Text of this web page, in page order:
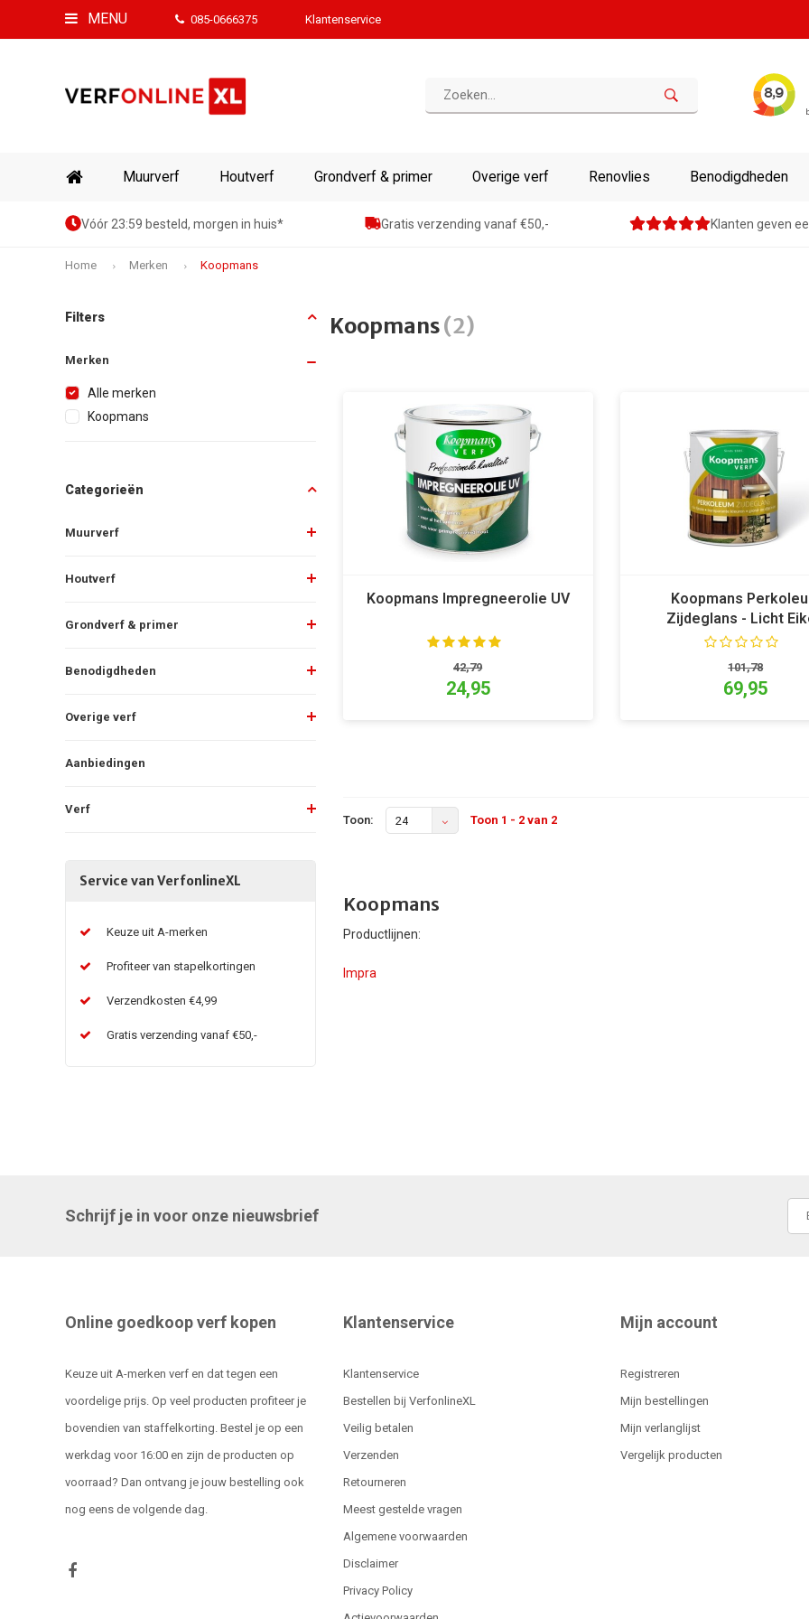
MENU 085-0666375 Klantenservice
Muurverf Houtverf Grondverf & primer Overige verf Renovlies Benodigdheden
Vóór 23:59 besteld, morgen in huis* Gratis verzending vanaf €50,- Klanten geven
Home Merken Koopmans
Filters
Merken
Alle merken
Koopmans
Categorieën
Muurverf
Houtverf
Grondverf & primer
Benodigdheden
Overige verf
Aanbiedingen
Verf
Service van VerfonlineXL
Keuze uit A-merken
Profiteer van stapelkortingen
Verzendkosten €4,99
Gratis verzending vanaf €50,-
Koopmans(2)
Koopmans Impregneerolie UV
42,79
24,95
Koopmans
Zijdeglans - Licht
101,78
69,95
Toon: 24 Toon 1 - 2 van 2
Koopmans
Productlijnen:
Impra
Schrijf je in voor onze nieuwsbrief
Online goedkoop verf kopen
Keuze uit A-merken verf en dat tegen een
voordelige prijs. Op veel producten profiteer je
bovendien van staffelkorting. Bestel je op een
werkdag voor 16:00 en zijn de producten op
voorraad? Dan ontvang je jouw bestelling ook
nog eens de volgende dag.
Klantenservice
Klantenservice
Bestellen bij VerfonlineXL
Veilig betalen
Verzenden
Retourneren
Meest gestelde vragen
Algemene voorwaarden
Disclaimer
Privacy Policy
Mijn account
Registreren
Mijn bestellingen
Mijn verlanglijst
Vergelijk producten